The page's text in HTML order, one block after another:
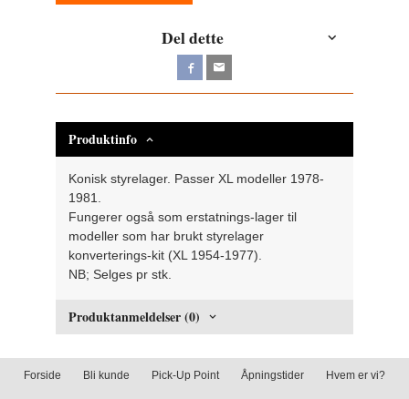
Del dette
Produktinfo
Konisk styrelager. Passer XL modeller 1978-
1981.
Fungerer også som erstatnings-lager til
modeller som har brukt styrelager
konverterings-kit (XL 1954-1977).
NB; Selges pr stk.
Produktanmeldelser (0)
Forside Bli kunde Pick-Up Point Åpningstider Hvem er vi?